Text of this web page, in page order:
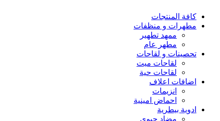
كافة المنتجات
مطهرات و منظفات
ممهد تطهير
مطهر عام
تحصينات و لقاحات
لقاحات ميت
لقاحات حية
اضافات اعلاف
انزيمات
احماض امينية
ادوية بيطرية
مضاد حيوي